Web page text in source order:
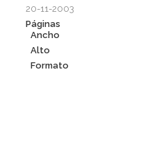
20-11-2003
Páginas
Ancho
Alto
Formato